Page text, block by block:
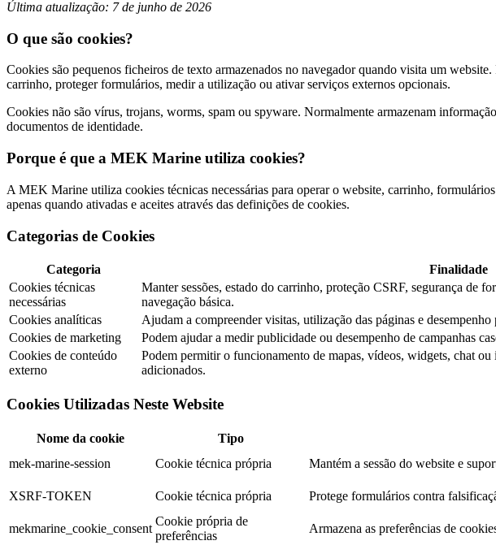
Última atualização: 7 de junho de 2026
O que são cookies?
Cookies são pequenos ficheiros de texto armazenados no navegador quando visita um
carrinho, proteger formulários, medir a utilização ou ativar serviços externos opcionais.
Cookies não são vírus, trojans, worms, spam ou spyware. Normalmente armazenam
documentos de identidade.
Porque é que a MEK Marine utiliza cookies?
A MEK Marine utiliza cookies técnicas necessárias para operar o website, carrinho,
apenas quando ativadas e aceites através das definições de cookies.
Categorias de Cookies
Categoria Finalidade
Cookies técnicas
necessárias
Manter sessões, estado do carrinho, proteção CSRF, segurança de
navegação básica.
Cookies analíticas
Ajudam a compreender visitas, utilização das páginas e
Cookies de marketing
Podem ajudar a medir publicidade ou desempenho de campanhas
Cookies de conteúdo
externo
Podem permitir o funcionamento de mapas, vídeos, widgets, chat ou
adicionados.
Cookies Utilizadas Neste Website
Nome da cookie Tipo
mek-marine-session
Cookie técnica própria Mantém a sessão do website e
XSRF-TOKEN
Cookie técnica própria Protege formulários contra
mekmarine_cookie_consent
Cookie própria de
preferências
Armazena as preferências de